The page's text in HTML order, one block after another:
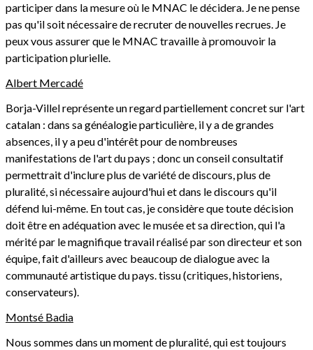
participer dans la mesure où le MNAC le décidera. Je ne pense
pas qu'il soit nécessaire de recruter de nouvelles recrues. Je
peux vous assurer que le MNAC travaille à promouvoir la
participation plurielle.
Albert Mercadé
Borja-Villel représente un regard partiellement concret sur l'art
catalan : dans sa généalogie particulière, il y a de grandes
absences, il y a peu d'intérêt pour de nombreuses
manifestations de l'art du pays ; donc un conseil consultatif
permettrait d'inclure plus de variété de discours, plus de
pluralité, si nécessaire aujourd'hui et dans le discours qu'il
défend lui-même. En tout cas, je considère que toute décision
doit être en adéquation avec le musée et sa direction, qui l'a
mérité par le magnifique travail réalisé par son directeur et son
équipe, fait d'ailleurs avec beaucoup de dialogue avec la
communauté artistique du pays. tissu (critiques, historiens,
conservateurs).
Montsé Badia
Nous sommes dans un moment de pluralité, qui est toujours